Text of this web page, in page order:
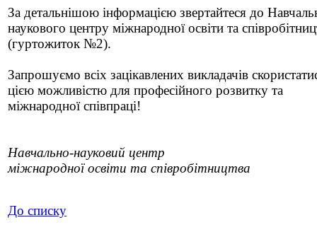
За детальнішою інформацією звертайтеся до
наукового центру міжнародної освіти та
(гуртожиток №2).
Запрошуємо всіх зацікавлених викладачів
цією можливістю для професійного розвитку та
міжнародної співпраці!
Навчально-науковий центр
міжнародної освіти та співробітництва
До списку